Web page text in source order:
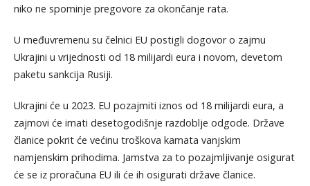
niko ne spominje pregovore za okončanje rata.
U međuvremenu su čelnici EU postigli dogovor o zajmu
Ukrajini u vrijednosti od 18 milijardi eura i novom, devetom
paketu sankcija Rusiji.
Ukrajini će u 2023. EU pozajmiti iznos od 18 milijardi eura, a
zajmovi će imati desetogodišnje razdoblje odgode. Države
članice pokrit će većinu troškova kamata vanjskim
namjenskim prihodima. Jamstva za to pozajmljivanje osigurat
će se iz proračuna EU ili će ih osigurati države članice.